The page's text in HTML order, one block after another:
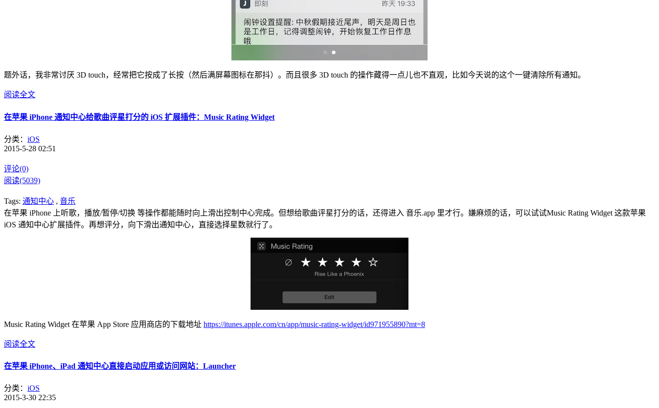
题外话，我非常讨厌 3D touch，经常把它按成了长按（然后满屏幕图标在那抖）。而且很多 3D touch 的操作藏得一点儿也不直观，比如今天说的这个一键清除所有通知。
阅读全文
在苹果 iPhone 通知中心给歌曲评星打分的 iOS 扩展插件：Music Rating Widget
分类： iOS
2015-5-28 02:51
评论(0)
阅读(5039)
Tags: 通知中心 , 音乐
在苹果 iPhone 上听歌，播放/暂停/切换 等操作都能随时向上滑出控制中心完成。但想给歌曲评星打分的话，还得进入 音乐.app 里才行。嫌麻烦的话，可以试试Music Rating Widget 这款苹果
iOS 通知中心扩展插件。再想评分，向下滑出通知中心，直接选择星数就行了。
Music Rating Widget 在苹果 App Store 应用商店的下载地址 https://itunes.apple.com/cn/app/music-rating-widget/id971955890?mt=8
阅读全文
在苹果 iPhone、iPad 通知中心直接启动应用或访问网站：Launcher
分类： iOS
2015-3-30 22:35